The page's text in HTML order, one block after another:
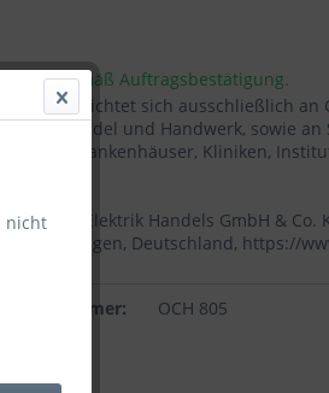
gemäß Auftragsbestätigung.
Angebot richtet sich ausschließlich
Handel und Handwerk, sowie an
Krankenhäuser, Kliniken,
e+p Elektrik Handels GmbH & Co.
Ense-Höingen, Deutschland, https://
Artikelnummer: OCH 805
nicht